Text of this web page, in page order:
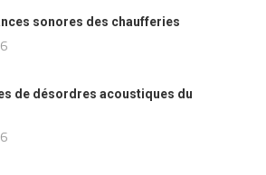
sonores des chaufferies
de désordres acoustiques du